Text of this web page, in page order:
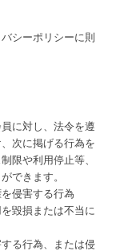
シーポリシーに則
に対し、法令を遵
次に掲げる行為を
限や利用停止等、
できます。
侵害する行為
毀損または不当に
る行為、または侵